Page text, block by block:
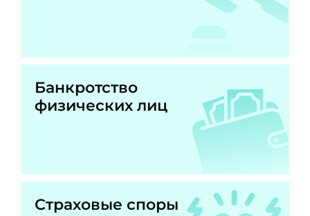
Банкротство
физических лиц
Страховые споры